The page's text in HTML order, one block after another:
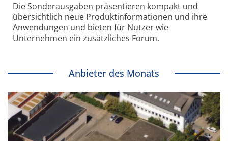
Die Sonder­ausgaben präsentieren kompakt und
übersichtlich neue Produkt­informationen und ihre
Anwendungen und bieten für Nutzer wie
Unternehmen ein zusätzliches Forum.
Anbieter des Monats